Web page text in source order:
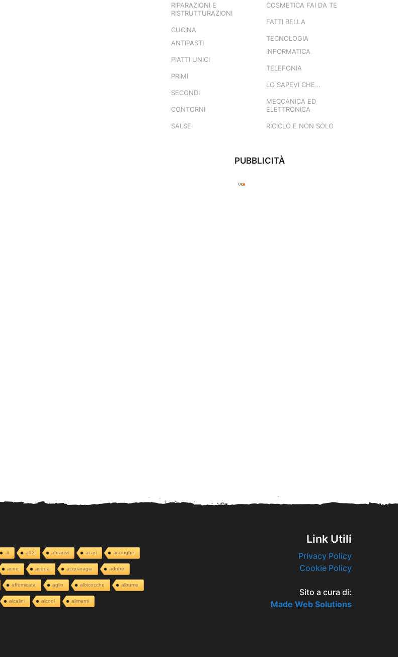
RIPARAZIONI E
RISTRUTTURAZIONI
CUCINA
ANTIPASTI
PIATTI UNICI
PRIMI
SECONDI
CONTORNI
SALSE
COSMETICA FAI DA TE
FATTI BELLA
TECNOLOGIA
INFORMATICA
TELEFONIA
LO SAPEVI CHE…
MECCANICA ED
ELETTRONICA
RICICLO E NON SOLO
PUBBLICITÀ
.it a12 abrasivi acari acciughe
acne acqua acquaragia adobe
affumicata aglio albicocche albume
alcalini alcool alimenti
Link Utili
Privacy Policy
Cookie Policy
Sito a cura di:
Made Web Solutions